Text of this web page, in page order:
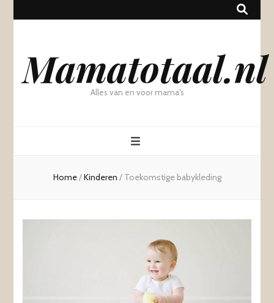
Mamatotaal.nl
Alles van en voor mama's
Home/Kinderen / Toekomstige babykleding